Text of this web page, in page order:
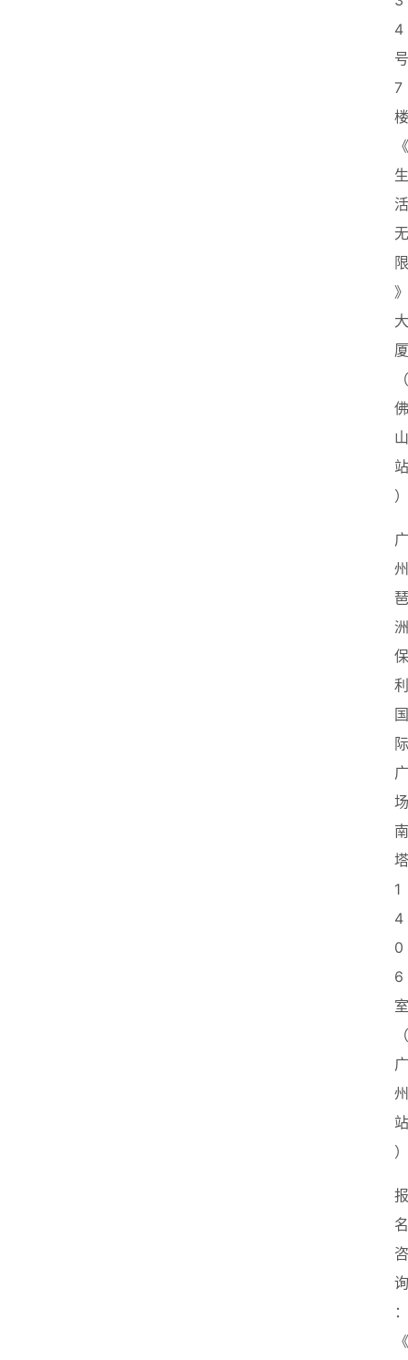
4
号
7
楼
《
生
活
无
限
》
大
厦
（
佛
山
站
）
广
州
琶
洲
保
利
国
际
广
场
南
塔
1
4
0
6
室
（
广
州
站
）
报
名
咨
询
：
《